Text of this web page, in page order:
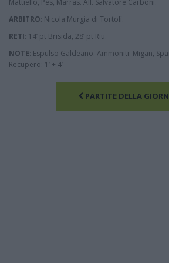
Mattiello, Pes, Marras. All. Salvatore Carboni.
ARBITRO: Nicola Murgia di Tortolì.
RETI: 14’ pt Brisida, 28’ pt Riu.
NOTE: Espulso Galdeano. Ammoniti: Migan,
Recupero: 1’ + 4’
PARTITE DELLA